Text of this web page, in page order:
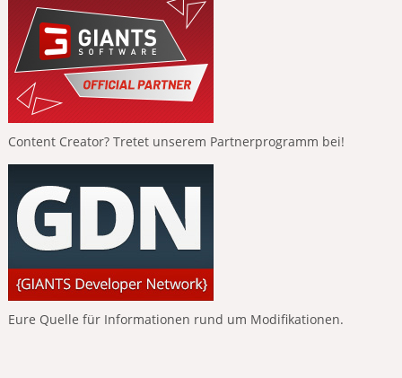
Content Creator? Tretet unserem Partnerprogramm bei!
Eure Quelle für Informationen rund um Modifikationen.